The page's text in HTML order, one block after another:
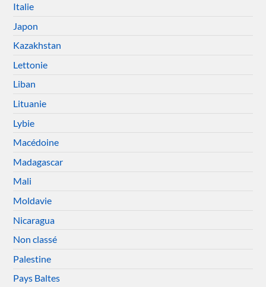
Italie
Japon
Kazakhstan
Lettonie
Liban
Lituanie
Lybie
Macédoine
Madagascar
Mali
Moldavie
Nicaragua
Non classé
Palestine
Pays Baltes